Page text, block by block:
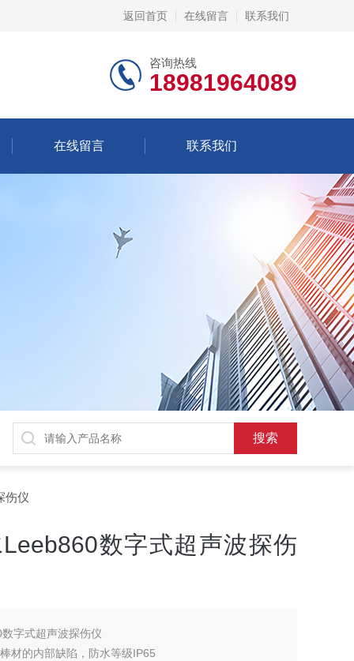
返回首页 在线留言 联系我们
咨询热线
18981964089
在线留言 联系我们
伤仪
数字式超声波探伤
字式超声波探伤仪
材的内部缺陷，防水等级IP65